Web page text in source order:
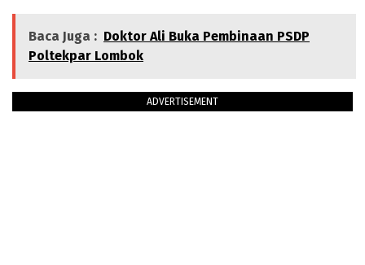
Baca Juga : Doktor Ali Buka Pembinaan PSDP
Poltekpar Lombok
ADVERTISEMENT